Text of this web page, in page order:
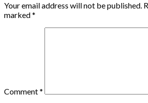
Your email address will not be published.
marked*
Comment*